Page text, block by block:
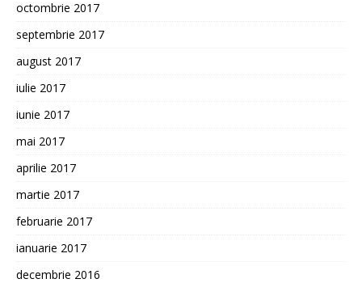
octombrie 2017
septembrie 2017
august 2017
iulie 2017
iunie 2017
mai 2017
aprilie 2017
martie 2017
februarie 2017
ianuarie 2017
decembrie 2016